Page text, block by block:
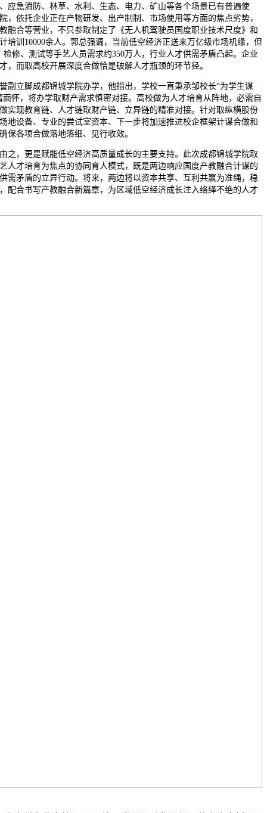
应急消防、林草、水利、生态、电力、矿山等各个场景已有普遍使
，依托企业正在产物研发、出产制制、市场使用等方面的焦点劣势，
融合等营业，不只参取制定了《无人机驾驶员国度职业技术尺度》和
培训10000余人。郭总强调，当前低空经济正送来万亿级市场机缘，但
修、测试等手艺人员需求约350万人，行业人才供需矛盾凸起。企业
，而取高校开展深度合做恰是破解人才瓶颈的环节径。
立脚成都锦城学院办学，他指出，学校一直秉承邹校长“为学生谋
怀，将办学取财产需求慎密对接。高校做为人才培育从阵地，必需自
实现教育链、人才链取财产链、立异链的精准对接。针对取纵横股份
地设备、专业的尝试室资本、下一步将加速推进校企框架计谋合做和
保各项合做落地落细、见行收效。
，更是赋能低空经济高质量成长的主要支持。此次成都锦城学院取
人才培育为焦点的协同育人模式，既是两边响应国度产教融合计谋的
需矛盾的立异行动。将来，两边将以资本共享、互利共赢为准绳，稳
配合书写产教融合新篇章，为区域低空经济成长注入络绎不绝的人才